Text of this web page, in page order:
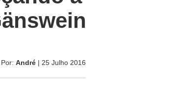
Por: André| 25 Julho 2016